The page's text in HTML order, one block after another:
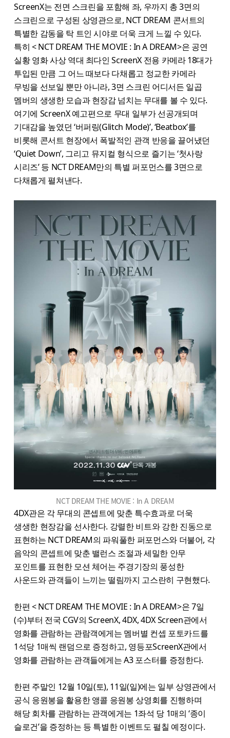
ScreenX는 전면 스크린을 포함해 좌, 우까지 총 3면의
스크린으로 구성된 상영관으로, NCT DREAM 콘서트의
특별한 감동을 탁 트인 시야로 더욱 크게 느낄 수 있다.
특히 < NCT DREAM THE MOVIE : In A DREAM>은 공연
실황 영화 사상 역대 최다인 ScreenX 전용 카메라 18대가
투입된 만큼 그 어느 때보다 다채롭고 정교한 카메라
무빙을 선보일 뿐만 아니라, 3면 스크린 어디서든 일곱
멤버의 생생한 모습과 현장감 넘치는 무대를 볼 수 있다.
여기에 ScreenX 예고편으로 무대 일부가 선공개되며
기대감을 높였던 ‘버퍼링(Glitch Mode)’, ‘Beatbox’를
비롯해 콘서트 현장에서 폭발적인 관객 반응을 끌어냈던
‘Quiet Down’, 그리고 뮤지컬 형식으로 즐기는 ‘첫사랑
시리즈’ 등 NCT DREAM만의 특별 퍼포먼스를 3면으로
다채롭게 펼쳐낸다.
NCT DREAM THE MOVIE : In A DREAM
4DX관은 각 무대의 콘셉트에 맞춘 특수효과로 더욱
생생한 현장감을 선사한다. 강렬한 비트와 강한 진동으로
표현하는 NCT DREAM의 파워풀한 퍼포먼스와 더불어, 각
음악의 콘셉트에 맞춘 밸런스 조절과 세밀한 안무
포인트를 표현한 모션 체어는 주경기장의 풍성한
사운드와 관객들이 느끼는 떨림까지 고스란히 구현했다.
한편 < NCT DREAM THE MOVIE : In A DREAM>은 7일
(수)부터 전국 CGV의 ScreenX, 4DX, 4DX Screen관에서
영화를 관람하는 관람객에게는 멤버별 컨셉 포토카드를
1석당 1매씩 랜덤으로 증정하고, 영등포ScreenX관에서
영화를 관람하는 관객들에게는 A3 포스터를 증정한다.
한편 주말인 12월 10일(토), 11일(일)에는 일부 상영관에서
공식 응원봉을 활용한 앵콜 응원봉 상영회를 진행하며
해당 회차를 관람하는 관객에게는 1좌석 당 1매의 ‘종이
슬로건’을 증정하는 등 특별한 이벤트도 펼칠 예정이다.